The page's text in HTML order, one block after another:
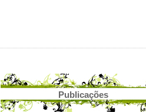
Publicações